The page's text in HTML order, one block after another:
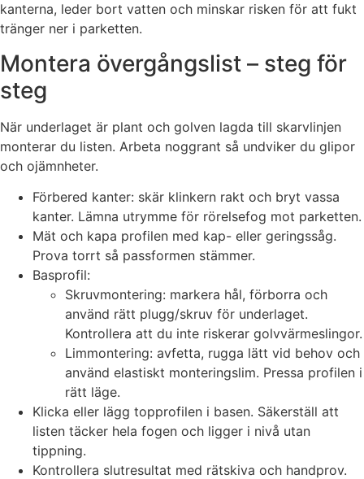
kanterna, leder bort vatten och minskar risken för att fukt
tränger ner i parketten.
Montera övergångslist – steg för
steg
När underlaget är plant och golven lagda till skarvlinjen
monterar du listen. Arbeta noggrant så undviker du glipor
och ojämnheter.
Förbered kanter: skär klinkern rakt och bryt vassa
kanter. Lämna utrymme för rörelsefog mot parketten.
Mät och kapa profilen med kap- eller geringssåg.
Prova torrt så passformen stämmer.
Basprofil:
Skruvmontering: markera hål, förborra och
använd rätt plugg/skruv för underlaget.
Kontrollera att du inte riskerar golvvärmeslingor.
Limmontering: avfetta, rugga lätt vid behov och
använd elastiskt monteringslim. Pressa profilen i
rätt läge.
Klicka eller lägg topprofilen i basen. Säkerställ att
listen täcker hela fogen och ligger i nivå utan
tippning.
Kontrollera slutresultat med rätskiva och handprov.